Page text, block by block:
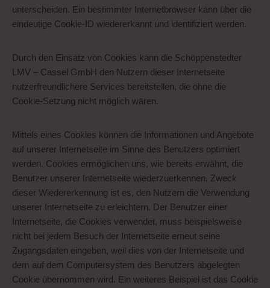
unterscheiden. Ein bestimmter Internetbrowser kann über die
eindeutige Cookie-ID wiedererkannt und identifiziert werden.
Durch den Einsatz von Cookies kann die Schöppenstedter
LMV – Cassel GmbH den Nutzern dieser Internetseite
nutzerfreundlichere Services bereitstellen, die ohne die
Cookie-Setzung nicht möglich wären.
Mittels eines Cookies können die Informationen und Angebote
auf unserer Internetseite im Sinne des Benutzers optimiert
werden. Cookies ermöglichen uns, wie bereits erwähnt, die
Benutzer unserer Internetseite wiederzuerkennen. Zweck
dieser Wiedererkennung ist es, den Nutzern die Verwendung
unserer Internetseite zu erleichtern. Der Benutzer einer
Internetseite, die Cookies verwendet, muss beispielsweise
nicht bei jedem Besuch der Internetseite erneut seine
Zugangsdaten eingeben, weil dies von der Internetseite und
dem auf dem Computersystem des Benutzers abgelegten
Cookie übernommen wird. Ein weiteres Beispiel ist das Cookie